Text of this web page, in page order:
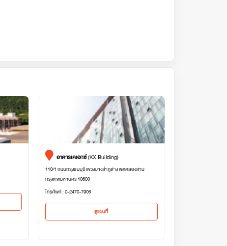
อาคารเคเอกซ์(KX Building)
110/1 ถนนกรุงธนบุรี แขวงบางลำภูล่าง เขตคลองสาน
กรุงเทพมหานคร 10600
โทรศัพท์ : 0-2470-7906
ดูแผนที่